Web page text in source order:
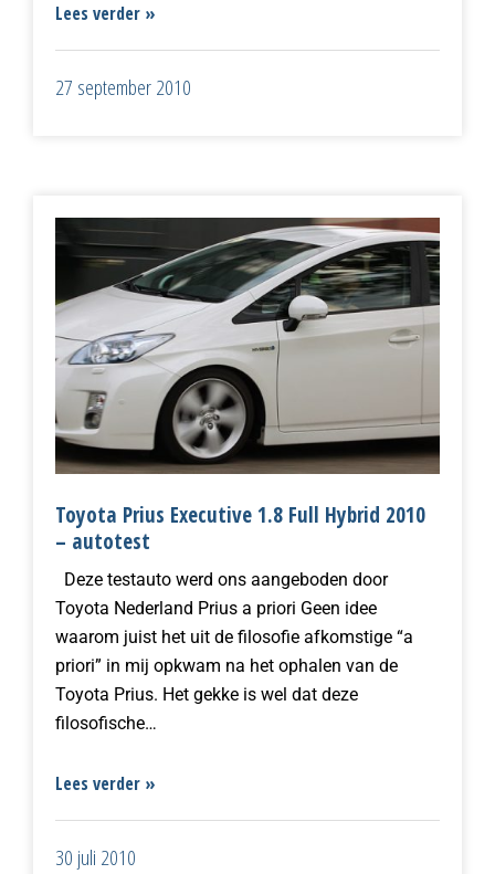
Lees verder »
27 september 2010
Toyota Prius Executive 1.8 Full Hybrid 2010
– autotest
Deze testauto werd ons aangeboden door
Toyota Nederland Prius a priori Geen idee
waarom juist het uit de filosofie afkomstige “a
priori” in mij opkwam na het ophalen van de
Toyota Prius. Het gekke is wel dat deze
filosofische…
Lees verder »
30 juli 2010